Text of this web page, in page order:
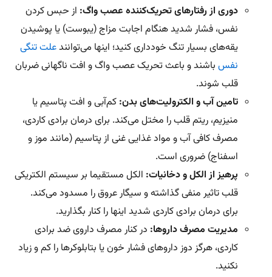
دوری از رفتارهای تحریک‌کننده عصب واگ: از حبس کردن
نفس، فشار شدید هنگام اجابت مزاج (یبوست) یا پوشیدن
یقه‌های بسیار تنگ خودداری کنید؛ اینها می‌توانندعلت تنگی
نفس باشند و باعث تحریک عصب واگ و افت ناگهانی‌ ضربان
قلب شوند.
تامین آب و الکترولیت‌های بدن: کم‌آبی و افت پتاسیم یا
منیزیم، ریتم قلب را مختل می‌کند. برای درمان برادی کاردی،
مصرف کافی آب و مواد غذایی غنی از پتاسیم (مانند موز و
اسفناج) ضروری است.
پرهیز از الکل و دخانیات: الکل مستقیما بر سیستم الکتریکی
قلب تاثیر منفی گذاشته و سیگار عروق را مسدود می‌کند.
برای درمان برادی کاردی شدید اینها را کنار بگذارید.
مدیریت مصرف داروها: در کنار مصرف داروی ضد برادی
کاردی، هرگز دوز داروهای فشار خون یا بتابلوکرها را کم و زیاد
نکنید.